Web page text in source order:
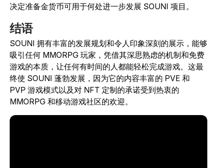
决定准备金货币可用于何处进一步发展 SOUNI 项目。
结语
SOUNI 拥有丰富的发展规划和令人印象深刻的展示，能够
吸引任何 MMORPG 玩家，凭借其深思熟虑的机制和免费
游戏的本质，让任何有时间的人都能轻松完成游戏。这最
终使 SOUNI 蓬勃发展，因为它的内容丰富的 PVE 和
PVP 游戏模式以及对 NFT 定制的承诺受到热衷的
MMORPG 和移动游戏社区的欢迎。